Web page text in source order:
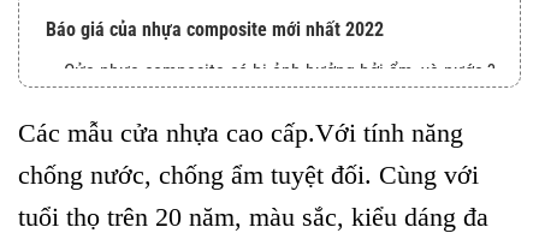
Báo giá của nhựa composite mới nhất 2022
Cửa nhựa composite có bị ảnh hưởng bởi ẩm, và nước ?
Kingdoor :
ĐƠN VỊ CUNG CẤP SẢN PHẨM ĐÚNG CHẤT LƯỢNG
Các mẫu cửa nhựa cao cấp.Với tính năng
chống nước, chống ẩm tuyệt đối. Cùng với
tuổi thọ trên 20 năm, màu sắc, kiểu dáng đa